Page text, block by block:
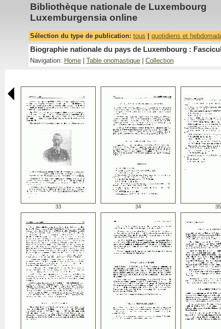
Bibliothèque nationale de Luxembourg
Luxemburgensia online
Sélection du type de publication: tous quotidiens et
Biographie nationale du pays de Luxembourg :
Navigation: Home Table onomastique Collection
33 34 35